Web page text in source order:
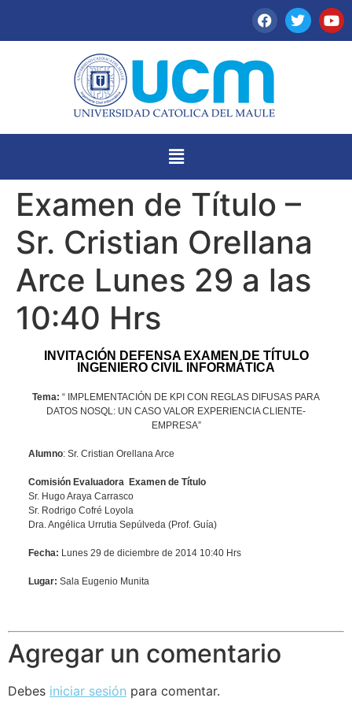
Examen de Título –
Sr. Cristian Orellana
Arce Lunes 29 a las
10:40 Hrs
INVITACIÓN DEFENSA EXAMEN DE TÍTULO
INGENIERO CIVIL INFORMÁTICA
Tema: “ IMPLEMENTACIÓN DE KPI CON REGLAS DIFUSAS PARA
DATOS NOSQL: UN CASO VALOR EXPERIENCIA CLIENTE-
EMPRESA”
Alumno: Sr. Cristian Orellana Arce
Comisión Evaluadora Examen de Título
Sr. Hugo Araya Carrasco
Sr. Rodrigo Cofré Loyola
Dra. Angélica Urrutia Sepúlveda (Prof. Guía)
Fecha: Lunes 29 de diciembre de 2014 10:40 Hrs
Lugar: Sala Eugenio Munita
Agregar un comentario
Debes iniciar sesión para comentar.